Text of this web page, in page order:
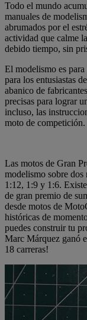
Todo el mundo
manuales de
abrumados por el
actividad que calme
debido tiempo, sin
El modelismo es
para los entusiastas
abanico de
precisas para lograr
incluso, las
moto de competición.
Las motos de Gran
modelismo sobre dos
1:12, 1:9 y 1:6.
de gran premio de
desde motos de
históricas de
puedes construir tu
Marc Márquez ganó
18 carreras!